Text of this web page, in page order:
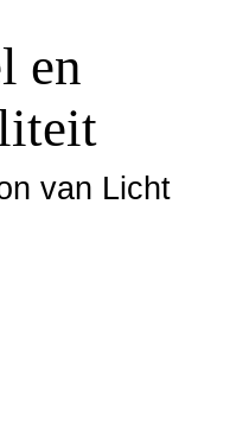
en
van Licht